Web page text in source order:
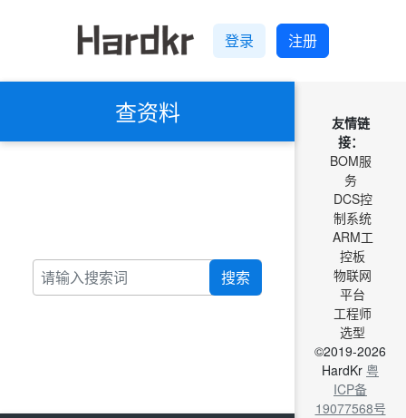
登录 注册
查资料
搜索
友情链
接：
BOM服
务
DCS控
制系统
ARM工
控板
物联网
平台
工程师
选型
©2019-2026
HardKr 粤
ICP备
19077568号